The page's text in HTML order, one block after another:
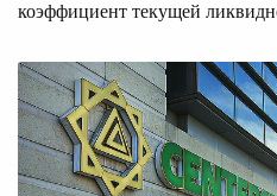
коэффициент текущей